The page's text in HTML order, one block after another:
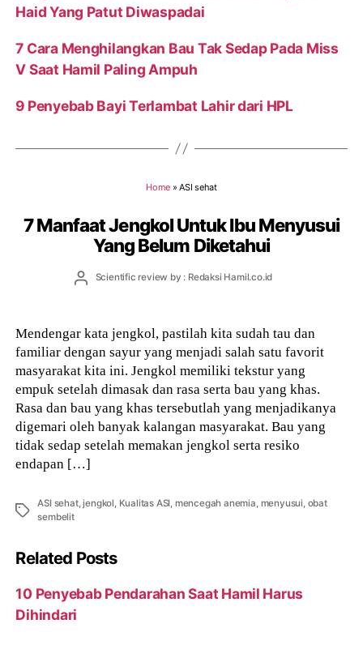
Haid Yang Patut Diwaspadai
7 Cara Menghilangkan Bau Tak Sedap Pada Miss
V Saat Hamil Paling Ampuh
9 Penyebab Bayi Terlambat Lahir dari HPL
Home »ASI sehat
7 Manfaat Jengkol Untuk Ibu Menyusui
Yang Belum Diketahui
PostScientific review by : Redaksi Hamil.co.id
Mendengar kata jengkol, pastilah kita sudah tau dan
familiar dengan sayur yang menjadi salah satu favorit
masyarakat kita ini. Jengkol memiliki tekstur yang
empuk setelah dimasak dan rasa serta bau yang khas.
Rasa dan bau yang khas tersebutlah yang menjadikanya
digemari oleh banyak kalangan masyarakat. Bau yang
tidak sedap setelah memakan jengkol serta resiko
endapan […]
Tags
ASI sehat, jengkol, Kualitas ASI, mencegah anemia, menyusui, obat
sembelit
Related Posts
10 Penyebab Pendarahan Saat Hamil Harus
Dihindari